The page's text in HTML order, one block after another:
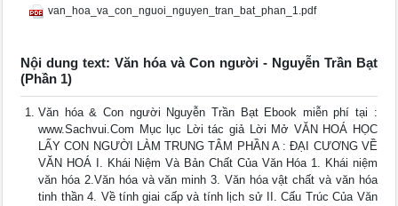
van_hoa_va_con_nguoi_nguyen_tran_bat_phan_1.pdf
Nội dung text: Văn hóa và Con người - Nguyễn Trần Bạt
(Phần 1)
Văn hóa & Con người Nguyễn Trần Bạt Ebook miễn phí tại :
www.Sachvui.Com Mục lục Lời tác giả Lời Mở VĂN HOÁ HỌC
LẤY CON NGƯỜI LÀM TRUNG TÂM PHẦN A : ĐẠI CƯƠNG VỀ
VĂN HOÁ I. Khái Niệm Và Bản Chất Của Văn Hóa 1. Khái niệm
văn hóa 2.Văn hóa và văn minh 3. Văn hóa vật chất và văn hóa
tinh thần 4. Về tính giai cấp và tính lịch sử II. Cấu Trúc Của Văn